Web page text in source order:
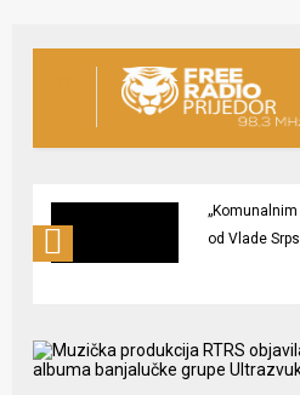
od Vlade